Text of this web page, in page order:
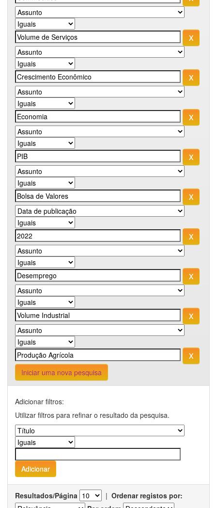
Iniciar uma nova pesquisa
Adicionar filtros:
Utilizar filtros para refinar o resultado da pesquisa.
Resultados/Página | Ordenar registos por: